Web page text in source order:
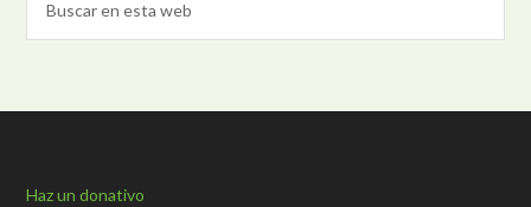
Haz un donativo